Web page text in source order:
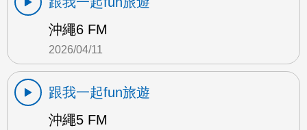
沖繩6 FM
2026/04/11
跟我一起fun旅遊
沖繩5 FM